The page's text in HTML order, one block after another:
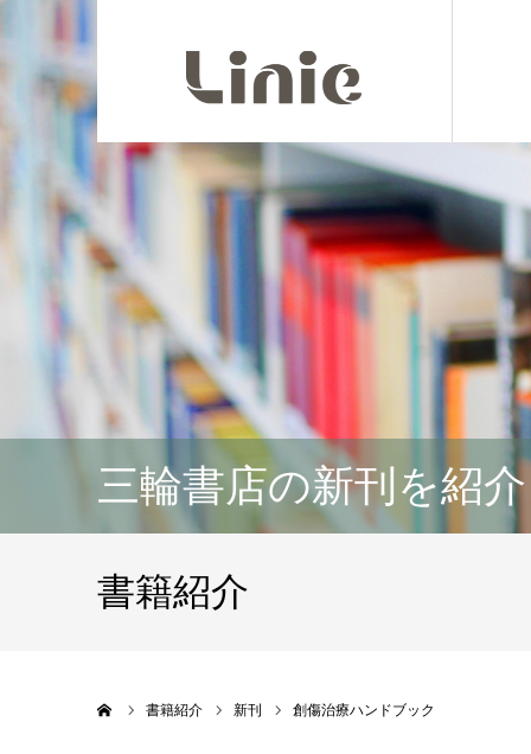
三輪書店の新刊を紹介
書籍紹介
書籍紹介 新刊 創傷治療ハンドブック